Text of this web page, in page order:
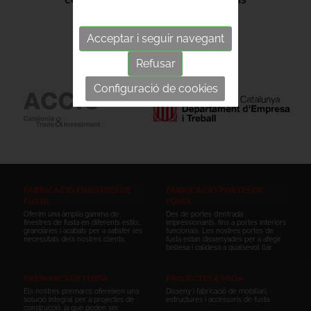
VEURE DOCUMENT
FABRICACIÓ FINESTRES DE
FUSTA
Oferim una àmplia gamma de
finestres de fusta en diferents estils,
grandàries i acabats per a satisfer les
necessitats dels nostres clients.
FABRICACIÓ PORTES DE
FUSTA
Des de portes d’entrada
impressionants, fins a portes interiors
funcionals. Les nostres portes de
fusta estan dissenyades per a afegir
bellesa i calidesa a qualsevol llar.
PREMARCS DE FUSTA
Els nostres premarcs ofereixen una
solució integral per a projectes de
construcció, ja que poden ser
PROJECTES A MIDA
Disseny i fabricació de mobiliari,
estructures i accessoris de fusta.
Acceptar i seguir navegant
Refusar
Configuració de cookies